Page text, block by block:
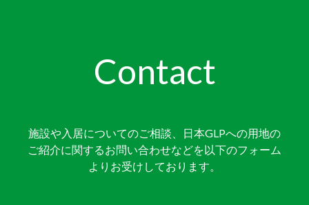
Contact
施設や入居についてのご相談、日本GLPへの用地の
ご紹介に関するお問い合わせなどを以下のフォーム
よりお受けしております。